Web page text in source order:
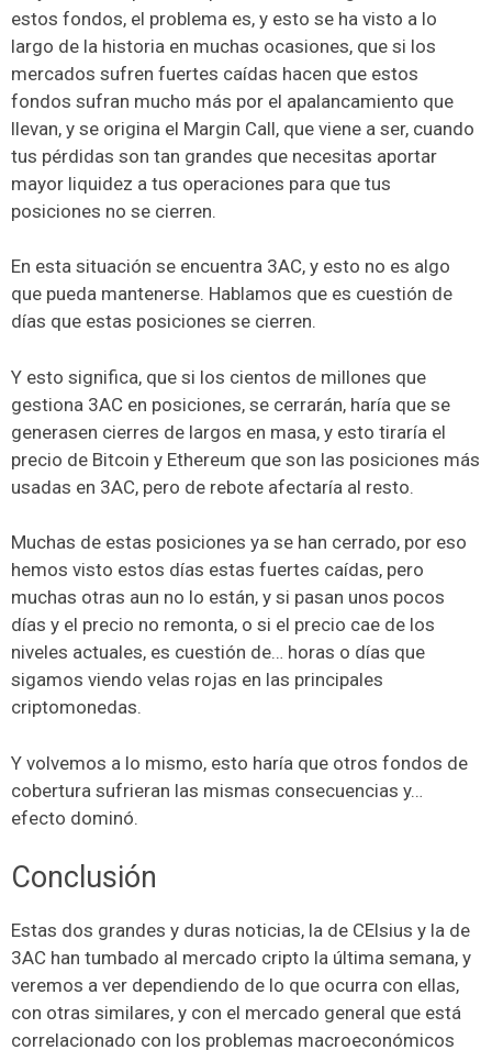
estos fondos, el problema es, y esto se ha visto a lo
largo de la historia en muchas ocasiones, que si los
mercados sufren fuertes caídas hacen que estos
fondos sufran mucho más por el apalancamiento que
llevan, y se origina el Margin Call, que viene a ser, cuando
tus pérdidas son tan grandes que necesitas aportar
mayor liquidez a tus operaciones para que tus
posiciones no se cierren.
En esta situación se encuentra 3AC, y esto no es algo
que pueda mantenerse. Hablamos que es cuestión de
días que estas posiciones se cierren.
Y esto significa, que si los cientos de millones que
gestiona 3AC en posiciones, se cerrarán, haría que se
generasen cierres de largos en masa, y esto tiraría el
precio de Bitcoin y Ethereum que son las posiciones más
usadas en 3AC, pero de rebote afectaría al resto.
Muchas de estas posiciones ya se han cerrado, por eso
hemos visto estos días estas fuertes caídas, pero
muchas otras aun no lo están, y si pasan unos pocos
días y el precio no remonta, o si el precio cae de los
niveles actuales, es cuestión de… horas o días que
sigamos viendo velas rojas en las principales
criptomonedas.
Y volvemos a lo mismo, esto haría que otros fondos de
cobertura sufrieran las mismas consecuencias y…
efecto dominó.
Conclusión
Estas dos grandes y duras noticias, la de CElsius y la de
3AC han tumbado al mercado cripto la última semana, y
veremos a ver dependiendo de lo que ocurra con ellas,
con otras similares, y con el mercado general que está
correlacionado con los problemas macroeconómicos